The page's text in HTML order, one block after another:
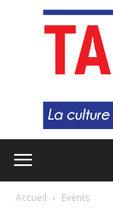
Accueil Events